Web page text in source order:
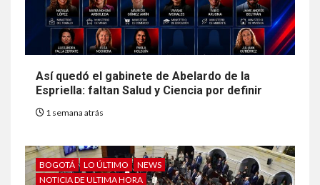
Así quedó el gabinete de Abelardo de la
Espriella: faltan Salud y Ciencia por definir
1 semana atrás
BOGOTÁ LO ÚLTIMO
NEWS
NOTICIA DE ULTIMA HORA